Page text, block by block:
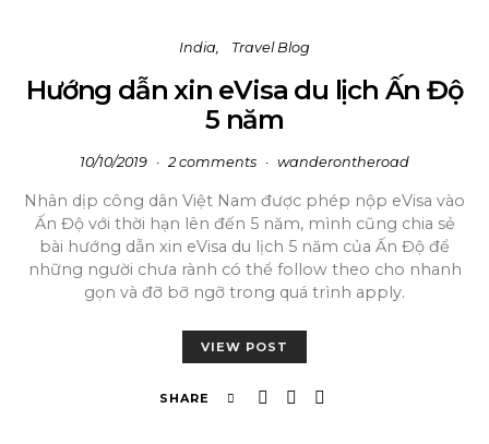
India Travel Blog
Hướng dẫn xin eVisa du lịch Ấn Độ
5 năm
10/10/2019 2 comments wanderontheroad
Nhân dịp công dân Việt Nam được phép nộp eVisa vào
Ấn Độ với thời hạn lên đến 5 năm, mình cũng chia sẻ
bài hướng dẫn xin eVisa du lịch 5 năm của Ấn Độ để
những người chưa rành có thể follow theo cho nhanh
gọn và đỡ bỡ ngỡ trong quá trình apply.
VIEW POST
SHARE